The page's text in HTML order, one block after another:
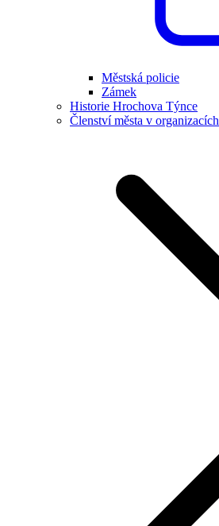
Městská policie
Zámek
Historie Hrochova Týnce
Členství města v organizacích